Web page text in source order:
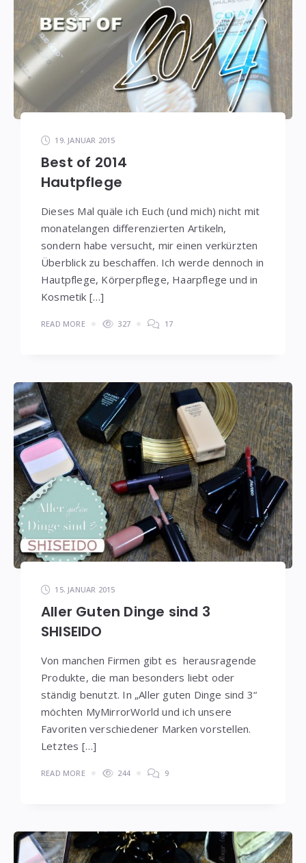
19. JANUAR 2015
Best of 2014
Hautpflege
Dieses Mal quäle ich Euch (und mich) nicht mit
monatelangen differenzierten Artikeln,
sondern habe versucht, mir einen verkürzten
Überblick zu beschaffen. Ich werde dennoch in
Hautpflege, Körperpflege, Haarpflege und in
Kosmetik […]
READ MORE 327 17
15. JANUAR 2015
Aller Guten Dinge sind 3
SHISEIDO
Von manchen Firmen gibt es herausragende
Produkte, die man besonders liebt oder
ständig benutzt. In „Aller guten Dinge sind 3“
möchten MyMirrorWorld und ich unsere
Favoriten verschiedener Marken vorstellen.
Letztes […]
READ MORE 244 9